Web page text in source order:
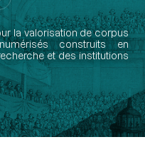
la valorisation de corpus
construits en
et des institutions